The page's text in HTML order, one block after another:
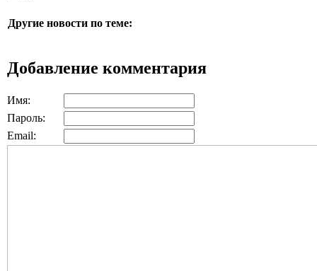
Другие новости по теме:
Добавление комментария
Имя:
Пароль:
Email: